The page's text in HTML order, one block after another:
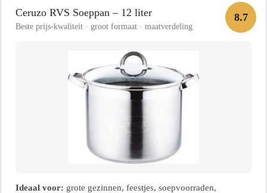
8.7
Ceruzo RVS Soeppan – 12 liter
Beste prijs-kwaliteit · groot formaat · maatverdeling
Ideaal voor: grote gezinnen, feestjes, soepvoorraden,